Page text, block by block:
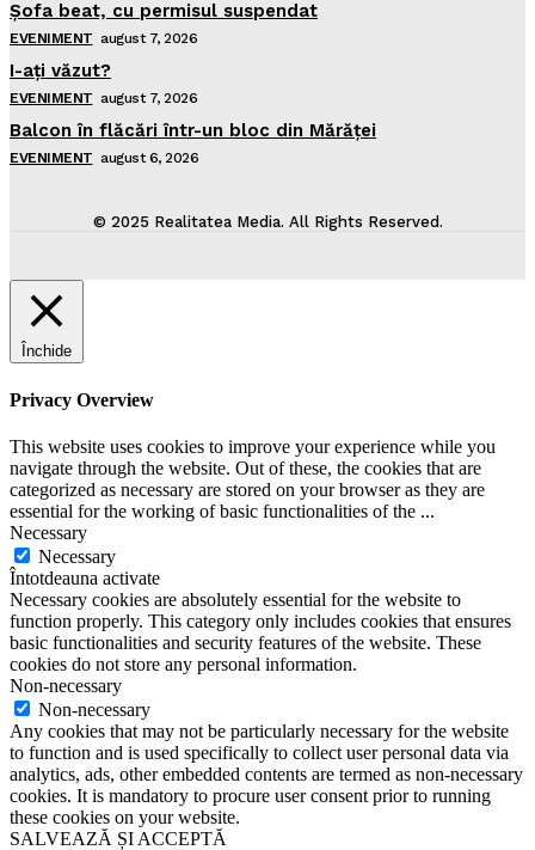
Şofa beat, cu permisul suspendat
EVENIMENT august 7, 2026
I-aţi văzut?
EVENIMENT august 7, 2026
Balcon în flăcări într-un bloc din Mărăţei
EVENIMENT august 6, 2026
© 2025 Realitatea Media. All Rights Reserved.
Închide
Privacy Overview
This website uses cookies to improve your experience while you
navigate through the website. Out of these, the cookies that are
categorized as necessary are stored on your browser as they are
essential for the working of basic functionalities of the ...
Necessary
Necessary
Întotdeauna activate
Necessary cookies are absolutely essential for the website to
function properly. This category only includes cookies that ensures
basic functionalities and security features of the website. These
cookies do not store any personal information.
Non-necessary
Non-necessary
Any cookies that may not be particularly necessary for the website
to function and is used specifically to collect user personal data via
analytics, ads, other embedded contents are termed as non-necessary
cookies. It is mandatory to procure user consent prior to running
these cookies on your website.
SALVEAZĂ ȘI ACCEPTĂ